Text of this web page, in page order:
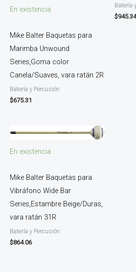
En existencia
Mike Balter Baquetas para
Marimba Unwound
Series,Goma color
Canela/Suaves, vara ratán 2R
Batería y Percusión
$675.31
Batería
$945.34
En existencia
Mike Balter Baquetas para
Vibráfono Wide Bar
Series,Estambre Beige/Duras,
vara ratán 31R
Batería y Percusión
$864.06